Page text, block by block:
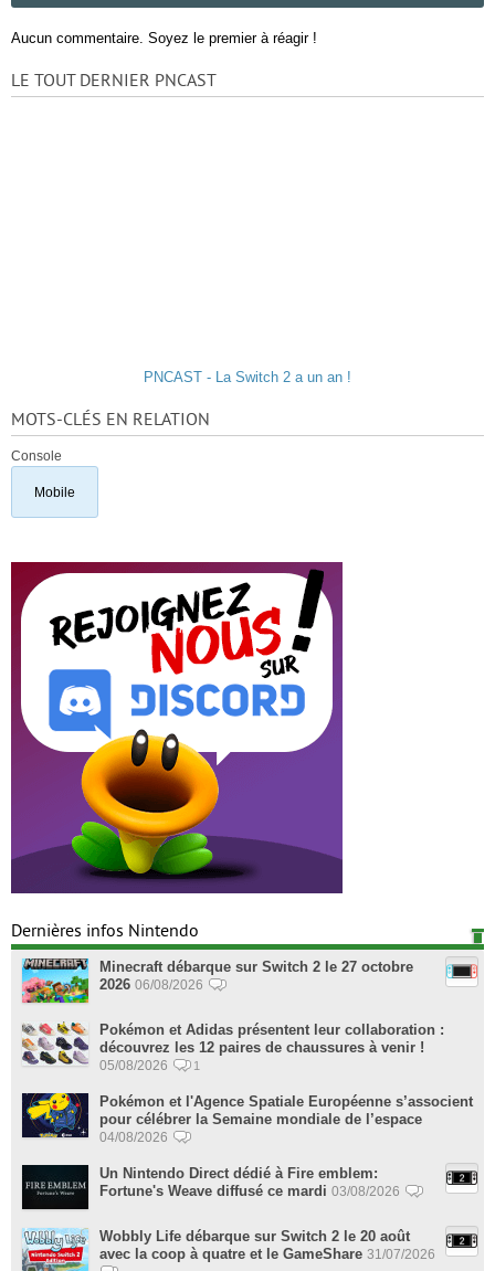
Aucun commentaire. Soyez le premier à réagir !
LE TOUT DERNIER PNCAST
PNCAST - La Switch 2 a un an !
MOTS-CLÉS EN RELATION
Console
Mobile
Dernières infos Nintendo
Minecraft débarque sur Switch 2 le 27 octobre
2026 06/08/2026
Pokémon et Adidas présentent leur collaboration :
découvrez les 12 paires de chaussures à venir !
05/08/2026 1
Pokémon et l'Agence Spatiale Européenne s’associent
pour célébrer la Semaine mondiale de l’espace
04/08/2026
Un Nintendo Direct dédié à Fire emblem:
Fortune's Weave diffusé ce mardi 03/08/2026
Wobbly Life débarque sur Switch 2 le 20 août
avec la coop à quatre et le GameShare 31/07/2026